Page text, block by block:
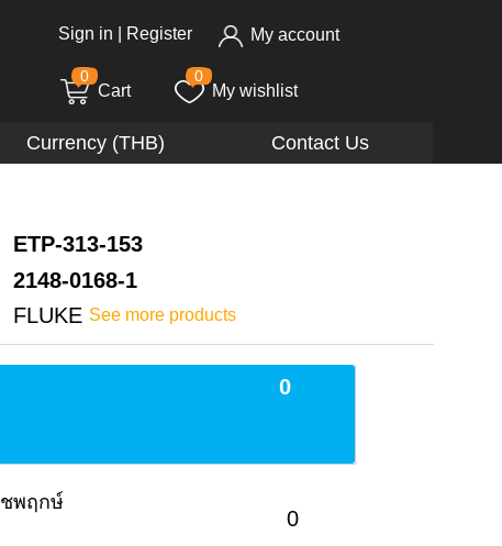
Sign in Register My account
0
Cart
0
My wishlist
Currency (THB) Contact Us
ETP-313-153
2148-0168-1
FLUKE See more products
0
พฤกษ์
0